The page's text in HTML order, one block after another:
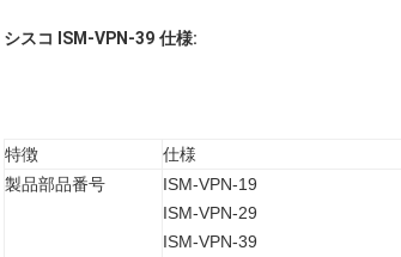
シスコ ISM-VPN-39 仕様:
特徴
仕様
製品部品番号
ISM-VPN-19
ISM-VPN-29
ISM-VPN-39